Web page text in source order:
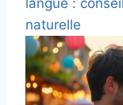
naturelle